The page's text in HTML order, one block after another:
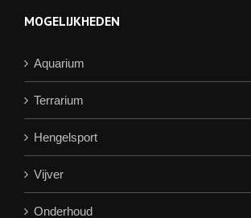
MOGELIJKHEDEN
Aquarium
Terrarium
Hengelsport
Vijver
Onderhoud